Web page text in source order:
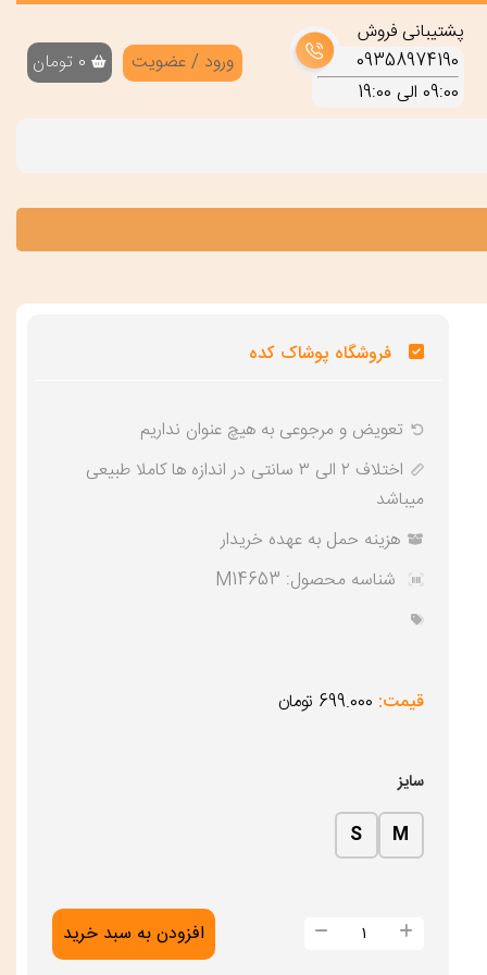
پشتیبانی فروش
09358974190
09:00 الی 19:00
ورود / عضویت 0 تومان
فروشگاه پوشاک کده
تعویض و‌ مرجوعی به هیچ عنوان نداریم
اختلاف ۲ الی ۳ سانتی در اندازه ها کاملا طبیعی
میباشد
هزینه حمل به عهده خریدار
شناسه محصول: M14653
قیمت: 699.000 تومان
سایز
M
S
تیشرت
افزودن به سبد خرید